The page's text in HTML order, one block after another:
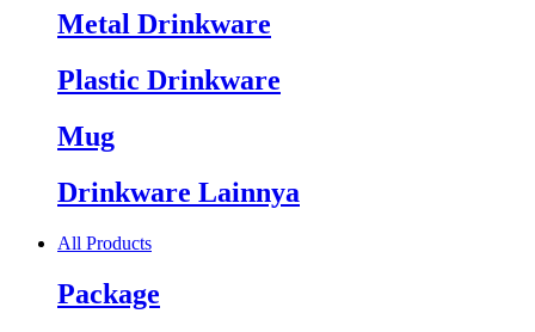
Metal Drinkware
Plastic Drinkware
Mug
Drinkware Lainnya
All Products
Package